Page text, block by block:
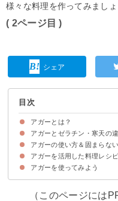
様々な料理を作ってみましょ
( 2ページ目 )
シェア
目次
アガーとは？
アガーは海藻が主原料の凝
アガーの主成分やカロリー
アガーとゼラチン・寒天の
①原料の違い
②食感の違い
③固まる＆溶ける温度の違
アガーはゼラチンで代用可
アガーの使い方＆固まらな
アガーのゼリーなどへの使
アガーを使って固まらない
アガーを活用した料理レシピ
①アガーのフルーツゼリー
②アガーの水ようかん
③アガーの杏仁豆腐
アガーを使ってみよう
（このページには